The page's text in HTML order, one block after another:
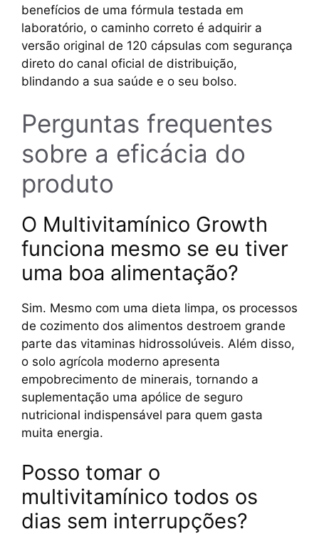
benefícios de uma fórmula testada em
laboratório, o caminho correto é adquirir a
versão original de 120 cápsulas com segurança
direto do canal oficial de distribuição,
blindando a sua saúde e o seu bolso.
Perguntas frequentes
sobre a eficácia do
produto
O Multivitamínico Growth
funciona mesmo se eu tiver
uma boa alimentação?
Sim. Mesmo com uma dieta limpa, os processos
de cozimento dos alimentos destroem grande
parte das vitaminas hidrossolúveis. Além disso,
o solo agrícola moderno apresenta
empobrecimento de minerais, tornando a
suplementação uma apólice de seguro
nutricional indispensável para quem gasta
muita energia.
Posso tomar o
multivitamínico todos os
dias sem interrupções?